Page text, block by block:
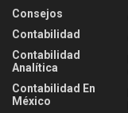
Consejos
Contabilidad
Contabilidad
Analítica
Contabilidad En
México